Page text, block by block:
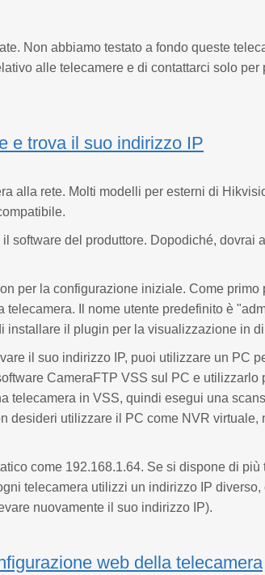
Non abbiamo testato a fondo queste
alle telecamere e di contattarci solo per
e trova il suo indirizzo IP
alla rete. Molti modelli per esterni di
software del produttore. Dopodiché, dovrai
per la configurazione iniziale. Come primo
Il nome utente predefinito è
installare il plugin per la visualizzazione in
il suo indirizzo IP, puoi utilizzare un PC
CameraFTP VSS sul PC e utilizzarlo
telecamera in VSS, quindi esegui una
desideri utilizzare il PC come NVR virtuale,
come 192.168.1.64. Se si dispone di
telecamera utilizzi un indirizzo IP
nuovamente il suo indirizzo IP).
web della telecamera